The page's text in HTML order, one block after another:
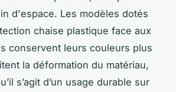
d'espace. Les modèles dotés
chaise plastique face aux
conservent leurs couleurs plus
la déformation du matériau,
s’agit d’un usage durable sur